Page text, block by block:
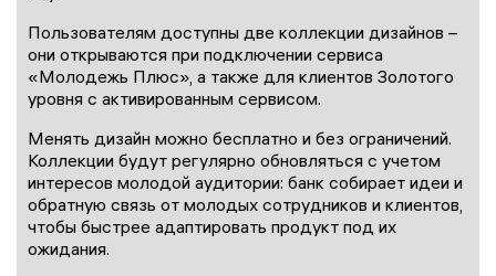
Пользователям доступны две коллекции дизайнов –
они открываются при подключении сервиса
«Молодежь Плюс», а также для клиентов Золотого
уровня с активированным сервисом.
Менять дизайн можно бесплатно и без ограничений.
Коллекции будут регулярно обновляться с учетом
интересов молодой аудитории: банк собирает идеи и
обратную связь от молодых сотрудников и клиентов,
чтобы быстрее адаптировать продукт под их
ожидания.